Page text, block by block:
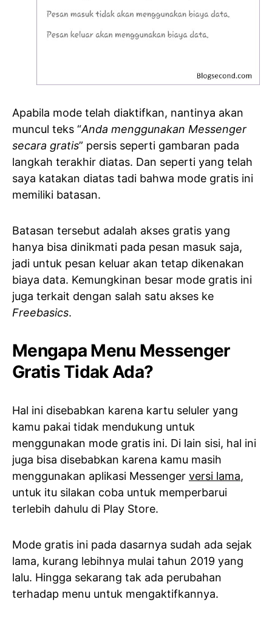
Apabila mode telah diaktifkan, nantinya akan
muncul teks “Anda menggunakan Messenger
secara gratis” persis seperti gambaran pada
langkah terakhir diatas. Dan seperti yang telah
saya katakan diatas tadi bahwa mode gratis ini
memiliki batasan.
Batasan tersebut adalah akses gratis yang
hanya bisa dinikmati pada pesan masuk saja,
jadi untuk pesan keluar akan tetap dikenakan
biaya data. Kemungkinan besar mode gratis ini
juga terkait dengan salah satu akses ke
Freebasics.
Mengapa Menu Messenger
Gratis Tidak Ada?
Hal ini disebabkan karena kartu seluler yang
kamu pakai tidak mendukung untuk
menggunakan mode gratis ini. Di lain sisi, hal ini
juga bisa disebabkan karena kamu masih
menggunakan aplikasi Messenger versi lama,
untuk itu silakan coba untuk memperbarui
terlebih dahulu di Play Store.
Mode gratis ini pada dasarnya sudah ada sejak
lama, kurang lebihnya mulai tahun 2019 yang
lalu. Hingga sekarang tak ada perubahan
terhadap menu untuk mengaktifkannya.